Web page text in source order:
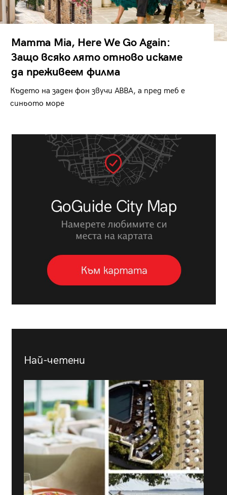
Mamma Mia, Here We Go Again:
Защо всяко лято отново искаме
да преживеем филма
Където на заден фон звучи ABBA, а пред теб е
синьото море
Най-четени